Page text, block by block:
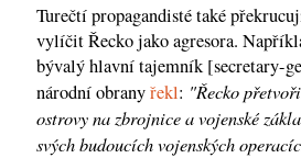
Turečtí propagandisté ​​také
vylíčit Řecko jako agresora.
bývalý hlavní tajemník [secretary-
národní obranyřekl: "Řecko
ostrovy na zbrojnice a vojenské
svých budoucích vojenských